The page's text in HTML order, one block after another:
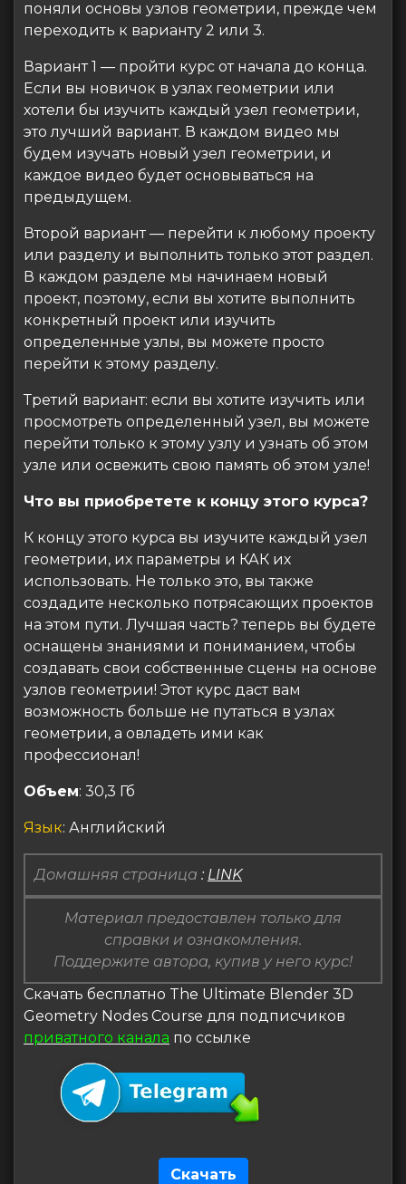
поняли основы узлов геометрии, прежде чем
переходить к варианту 2 или 3.
Вариант 1 — пройти курс от начала до конца.
Если вы новичок в узлах геометрии или
хотели бы изучить каждый узел геометрии,
это лучший вариант. В каждом видео мы
будем изучать новый узел геометрии, и
каждое видео будет основываться на
предыдущем.
Второй вариант — перейти к любому проекту
или разделу и выполнить только этот раздел.
В каждом разделе мы начинаем новый
проект, поэтому, если вы хотите выполнить
конкретный проект или изучить
определенные узлы, вы можете просто
перейти к этому разделу.
Третий вариант: если вы хотите изучить или
просмотреть определенный узел, вы можете
перейти только к этому узлу и узнать об этом
узле или освежить свою память об этом узле!
Что вы приобретете к концу этого курса?
К концу этого курса вы изучите каждый узел
геометрии, их параметры и КАК их
использовать. Не только это, вы также
создадите несколько потрясающих проектов
на этом пути. Лучшая часть? теперь вы будете
оснащены знаниями и пониманием, чтобы
создавать свои собственные сцены на основе
узлов геометрии! Этот курс даст вам
возможность больше не путаться в узлах
геометрии, а овладеть ими как
профессионал!
Объем: 30,3 Гб
Язык: Английский
Домашняя страница : LINK
Материал предоставлен только для
справки и ознакомления.
Поддержите автора, купив у него курс!
Скачать бесплатно The Ultimate Blender 3D
Geometry Nodes Course для подписчиков
приватного канала по ссылке
Скачать